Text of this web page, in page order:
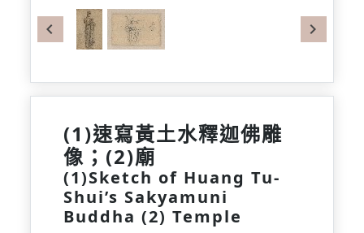
Previous
(1)速寫黃土水釋迦佛雕
像；(2)廟
(1)Sketch of Huang Tu-
Shui’s Sakyamuni
Buddha (2) Temple